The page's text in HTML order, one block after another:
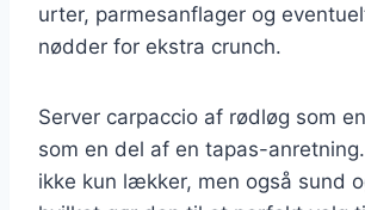
urter, parmesanflager og
nødder for ekstra crunch.
Server carpaccio af rødløg som
som en del af en tapas-
ikke kun lækker, men også sund